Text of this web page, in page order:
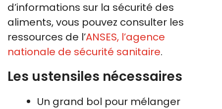
d’informations sur la sécurité des
aliments, vous pouvez consulter les
ressources de l’ANSES, l’agence
nationale de sécurité sanitaire.
Les ustensiles nécessaires
Un grand bol pour mélanger